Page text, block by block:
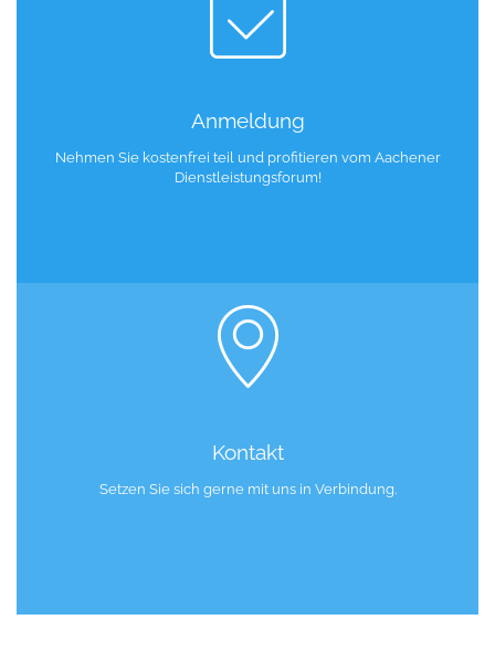
Anmeldung
Nehmen Sie kostenfrei teil und profitieren vom Aachener
Dienstleistungsforum!
Kontakt
Setzen Sie sich gerne mit uns in Verbindung.